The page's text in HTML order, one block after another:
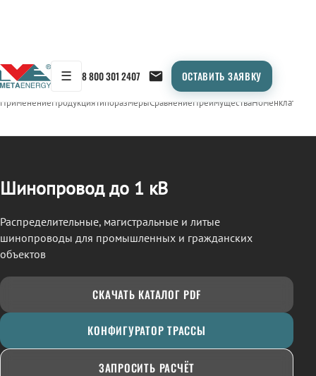
☰ 8 800 301 2407 ОСТАВИТЬ ЗАЯВКУ
← Продукция/ШИНОПРОВОД
ПрименениеПродукцияТипоразмерыСравнениеПреимуществаНоменклатура
Шинопровод до 1 кВ
Распределительные, магистральные и литые
шинопроводы для промышленных и гражданских
объектов
СКАЧАТЬ КАТАЛОГ PDF
КОНФИГУРАТОР ТРАССЫ
ЗАПРОСИТЬ РАСЧЁТ